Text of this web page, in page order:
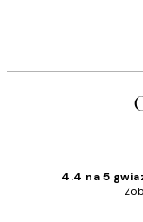
4.4 na 5